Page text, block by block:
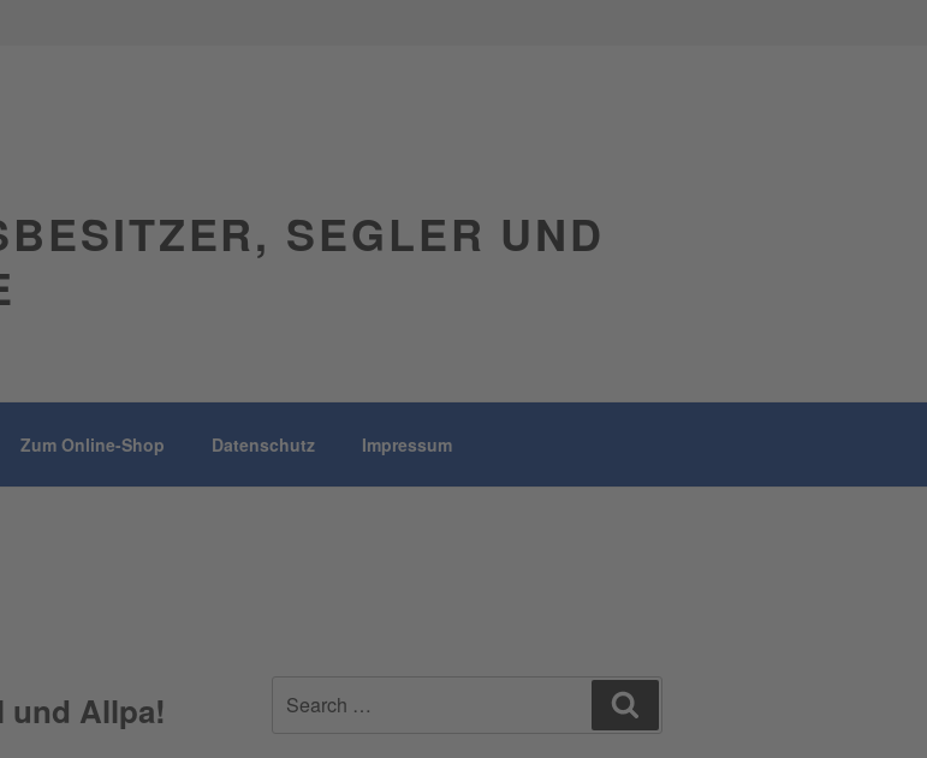
SEGLER UND
Zum Online-Shop Datenschutz Impressum
und Allpa!
for: